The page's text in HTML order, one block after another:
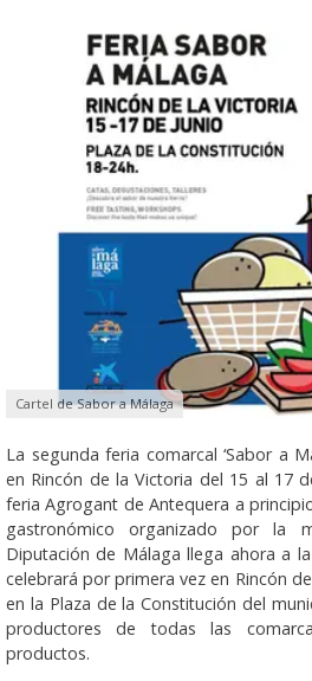
Cartel de Sabor a Málaga
La segunda feria comarcal ‘Sabor a
en Rincón de la Victoria del 15 al 17
feria Agrogant de Antequera a
gastronómico organizado por la
Diputación de Málaga llega ahora a
celebrará por primera vez en Rincón
en la Plaza de la Constitución del
productores de todas las
productos.